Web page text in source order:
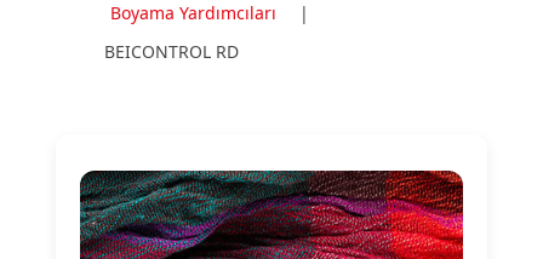
Boyama Yardımcıları
|
BEICONTROL RD